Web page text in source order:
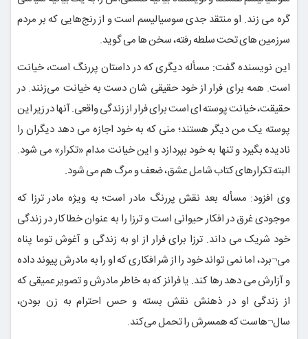
گره می زند. او منتقد جدی سوسیالیسم است و از رنج‌هایی که بر مردم
سرزمین های تحت سلطه رفته، سخن ها می گوید.
این نویسنده گفت: مسأله دیگری که در داستان پررنگ است، خیانت
است. همه برای فرار از خود حقیقی شان دست به خیانت می‌زنند. در
حقیقت، خیانت پوسته ای است برای فرار از زندگی واقعی. آنها در زیر این
پوسته یک من دیگر هستند؛ منی که به خود اجازه می دهد دیگران را
نادیده بگیرد و تنها به خود بپردازد و این خیانت مدام «تکرار» می شود.
البته تکرارهای کتاب شامل عشق، ضعف و مرگ هم می شود.
وی افزود: مسأله بعد نقش پررنگ مادر است؛ به ویژه مادر ترزا که
موجودی غرق در افکار حیوانی است و ترزا را به عنوان خطاکار در زندگی
خود شریک می داند. ترزا برای فرار از او به زندگی و آغوش توما پناه
می¬برد، اما نمی تواند خود را از شر افکاری که او را به مادرش پیوند داده
و آزارش می دهد رها کند. یا فرانز که به خاطر مادرش و تصویر عمیقی که
از زندگی او در ذهنش نقش بسته و حس احترام به زن بودن،
سال¬هاست که همسرش را تحمل می‌کند.